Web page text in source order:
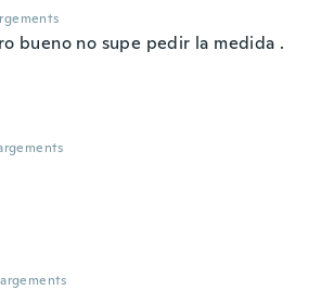
bueno no supe pedir la medida .